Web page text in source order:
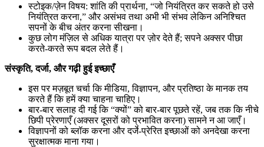
स्टोइक/ज़ेन विषय: शांति की प्रार्थना, “जो नियंत्रित कर सकते हो उसे
नियंत्रित करना,” और असंभव तथा अभी भी संभव लेकिन अनिश्चित
सपनों के बीच अंतर करना सीखना।
कुछ लोग मंज़िल से अधिक यात्रा पर ज़ोर देते हैं; सपने अक्सर पीछा
करते-करते रूप बदल लेते हैं।
संस्कृति, दर्जा, और गढ़ी हुई इच्छाएँ
इस पर मज़बूत चर्चा कि मीडिया, विज्ञापन, और प्रतिष्ठा के मानक तय
करते हैं कि हमें क्या चाहना चाहिए।
बार-बार सलाह दी गई कि “क्यों” को बार-बार पूछते रहें, जब तक कि नीचे
छिपी प्रेरणाएँ (अक्सर दूसरों को प्रभावित करना) सामने न आ जाएँ।
विज्ञापनों को ब्लॉक करना और दर्जे-प्रेरित इच्छाओं को अनदेखा करना
सुरक्षात्मक माना गया।